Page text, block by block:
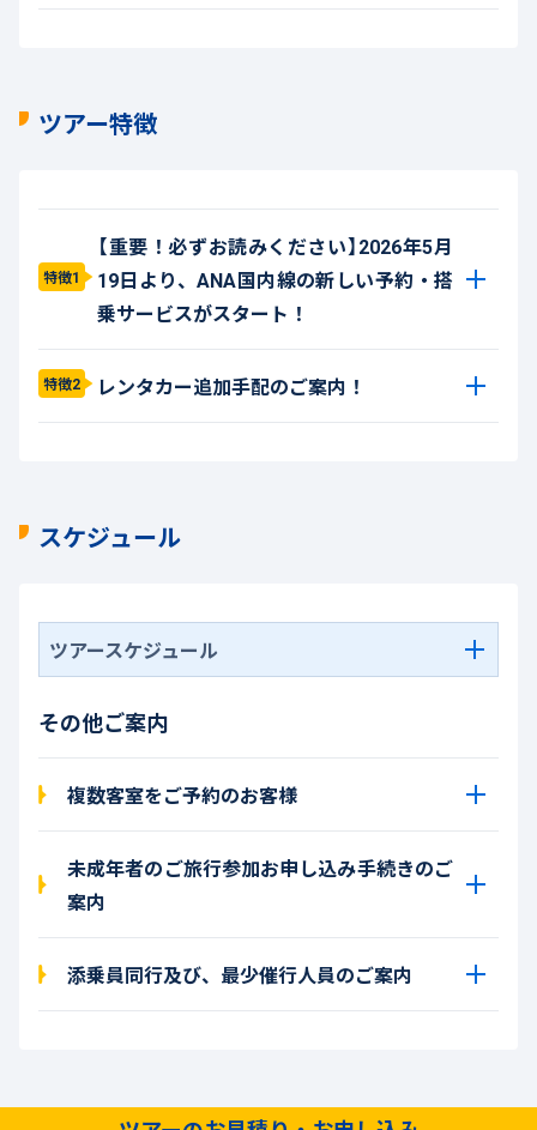
ツアー特徴
特徴1
【重要！必ずお読みください】2026年5月
19日より、ANA国内線の新しい予約・搭
乗サービスがスタート！
特徴2 レンタカー追加手配のご案内！
スケジュール
ツアースケジュール
その他ご案内
複数客室をご予約のお客様
未成年者のご旅行参加お申し込み手続きのご
案内
添乗員同行及び、最少催行人員のご案内